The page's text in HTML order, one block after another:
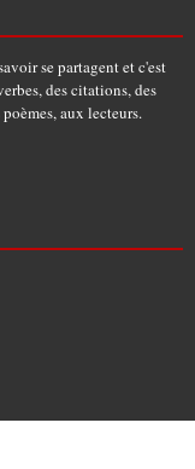
se partagent et c'est
des citations, des
aux lecteurs.